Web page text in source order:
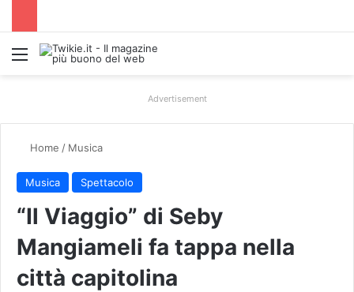
Menu
Advertisement
Home / Musica
Musica Spettacolo
“Il Viaggio” di Seby
Mangiameli fa tappa nella
città capitolina